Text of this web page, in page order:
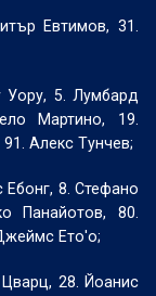
Евтимов, 31.
Уору, 5. Лумбард
Мартино, 19.
Алекс Тунчев;
8. Стефано
Панайотов, 80.
Ето'о;
28. Йоанис